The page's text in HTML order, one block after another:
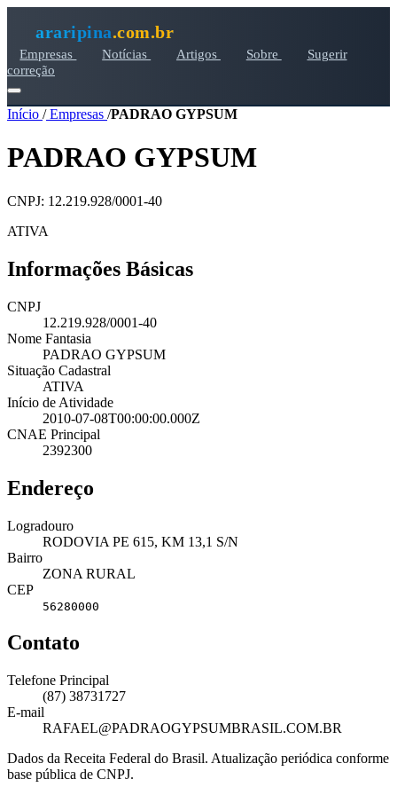
araripina.com.br
Empresas Notícias Artigos Sobre
Sugerir
correção
Início /Empresas /PADRAO GYPSUM
PADRAO GYPSUM
CNPJ: 12.219.928/0001-40
ATIVA
Informações Básicas
CNPJ
12.219.928/0001-40
Nome Fantasia
PADRAO GYPSUM
Situação Cadastral
ATIVA
Início de Atividade
2010-07-08T00:00:00.000Z
CNAE Principal
2392300
Endereço
Logradouro
RODOVIA PE 615, KM 13,1 S/N
Bairro
ZONA RURAL
CEP
56280000
Contato
Telefone Principal
(87) 38731727
E-mail
RAFAEL@PADRAOGYPSUMBRASIL.COM.BR
Dados da Receita Federal do Brasil. Atualização periódica conforme
base pública de CNPJ.